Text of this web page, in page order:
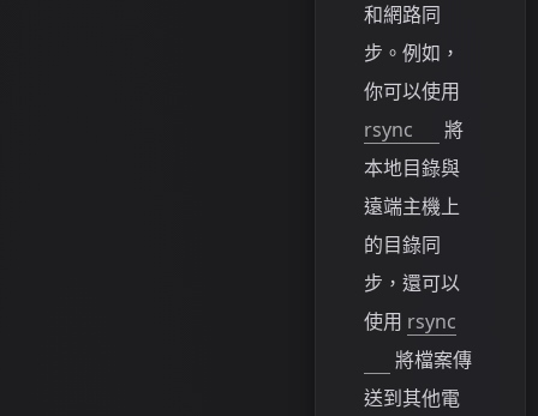
和網路同
步。例如，
你可以使用
rsync
將
本地目錄與
遠端主機上
的目錄同
步，還可以
使用 rsync
將檔案傳
送到其他電